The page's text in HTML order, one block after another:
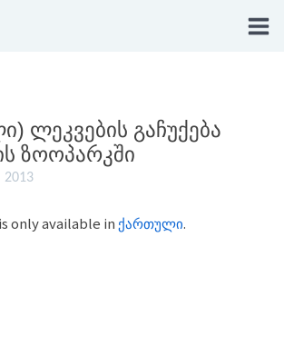
ᲚᲔᲙᲕᲔᲑᲘᲡ ᲒᲐᲩᲣᲥᲔᲑᲐ
ᲖᲝᲝᲞᲐᲠᲙᲨᲘ
2013
only available in ქართული.